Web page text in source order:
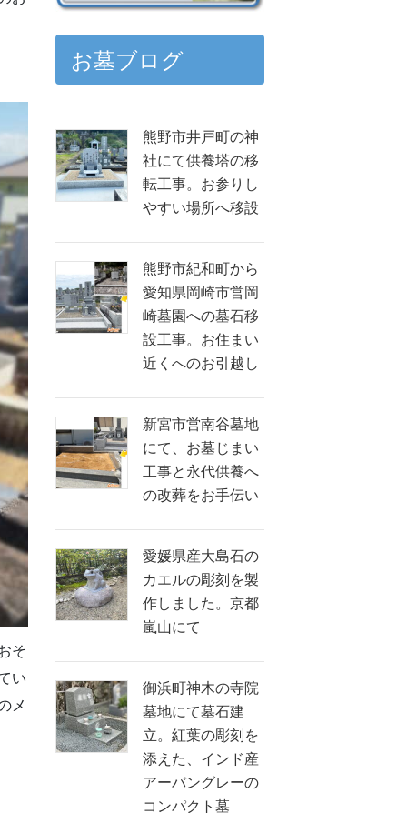
そ
い
メ
お墓ブログ
熊野市井戸町の神
社にて供養塔の移
転工事。お参りし
やすい場所へ移設
熊野市紀和町から
愛知県岡崎市営岡
崎墓園への墓石移
設工事。お住まい
近くへのお引越し
新宮市営南谷墓地
にて、お墓じまい
工事と永代供養へ
の改葬をお手伝い
愛媛県産大島石の
カエルの彫刻を製
作しました。京都
嵐山にて
御浜町神木の寺院
墓地にて墓石建
立。紅葉の彫刻を
添えた、インド産
アーバングレーの
コンパクト墓